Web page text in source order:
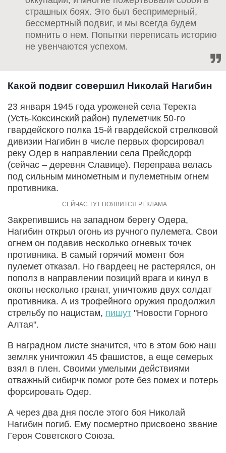
страшных боях. Это был беспримерный,
бессмертный подвиг, и мы всегда будем
помнить о нем. Попытки переписать историю
не увенчаются успехом.
Какой подвиг совершил Николай Нагибин
23 января 1945 года уроженей села Теректа
(Усть-Коксинский район) пулеметчик 50-го
гвардейского полка 15-й гвардейской стрелковой
дивизии Нагибин в числе первых форсировал
реку Одер в направлении села Прейсдорф
(сейчас – деревня Славице). Переправа велась
под сильным минометным и пулеметным огнем
противника.
Закрепившись на западном берегу Одера,
Нагибин открыл огонь из ручного пулемета. Свои
огнем он подавив несколько огневых точек
противника. В самый горячий момент боя
пулемет отказал. Но гвардеец не растерялся, он
пополз в направлении позиций врага и кинул в
окопы несколько гранат, уничтожив двух солдат
противника. А из трофейного оружия продолжил
стрельбу по нацистам, пишут "Новости Горного
Алтая".
В наградном листе значится, что в этом бою наш
земляк уничтожил 45 фашистов, а еще семерых
взял в плен. Своими умелыми действиями
отважный сибирчк помог роте без помех и потерь
форсировать Одер.
А через два дня после этого боя Николай
Нагибин погиб. Ему посмертно присвоено звание
Героя Советского Союза.